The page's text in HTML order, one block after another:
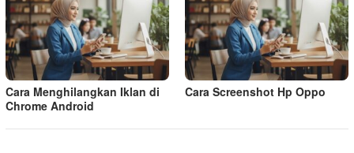
Cara Menghilangkan Iklan di
Chrome Android
Cara Screenshot Hp Oppo